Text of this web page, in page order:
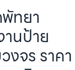
ทยา
านป้าย
จร ราคา